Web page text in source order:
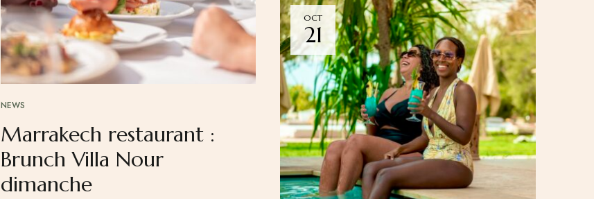
NEWS
Marrakech restaurant :
Brunch Villa Nour
dimanche
OCT
21